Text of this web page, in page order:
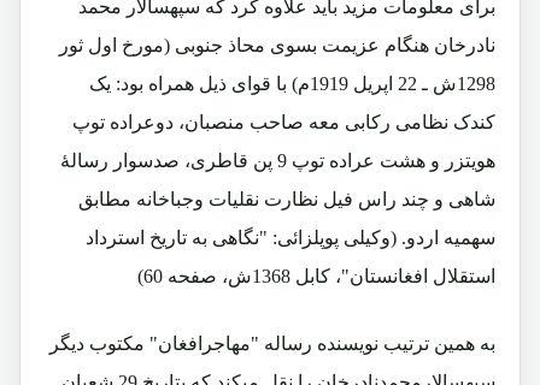
برای معلومات مزید باید علاوه کرد که سپهسالار محمد
نادرخان هنگام عزیمت بسوی محاذ جنوبی (مورخ اول ثور
1298ش ـ 22 اپریل 1919م) با قوای ذیل همراه بود: یک
کندک نظامی رکابی معه صاحب منصبان، دوعراده توپ
هویتزر و هشت عراده توپ 9 پن قاطری، صدسوار رسالۀ
شاهی و چند راس فیل نظارت نقلیات وجباخانه مطابق
سهمیه اردو. (وکیلی پوپلزائی: "نگاهی به تاریخ استرداد
استقلال افغانستان"، کابل 1368ش، صفحه 60)
به همین ترتیب نویسنده رساله "مهاجرافغان" مکتوب دیگر